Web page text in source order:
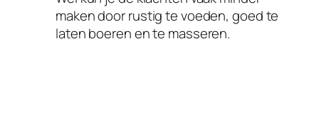
maken door rustig te voeden, goed te
laten boeren en te masseren.